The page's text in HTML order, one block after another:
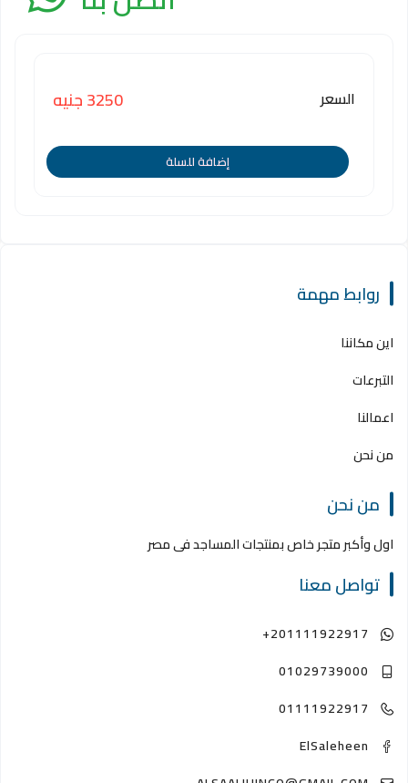
السعر 3250 جنيه
إضافة للسلة
روابط مهمة
اين مكاننا
التبرعات
اعمالنا
من نحن
من نحن
اول وأكبر متجر خاص بمنتجات المساجد فى مصر
تواصل معنا
+201111922917
01029739000
01111922917
ElSaleheen